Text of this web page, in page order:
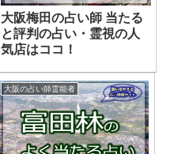
大阪梅田の占い師 当たる
と評判の占い・霊視の人
気店はココ！
大阪の占い師霊能者